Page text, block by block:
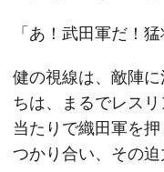
「あ！武田軍だ！
健の視線は、敵陣
ちは、まるでレス
当たりで織田軍を
つかり合い、その迫